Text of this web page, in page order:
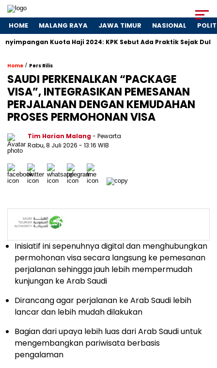
HOME MALANG RAYA JAWA TIMUR NASIONAL
Kuota Haji 2024: KPK Sebut Ada Praktik Sejak Dulu
Home / Pers Rilis
SAUDI PERKENALKAN “PACKAGE
VISA”, INTEGRASIKAN PEMESANAN
PERJALANAN DENGAN KEMUDAHAN
PROSES PERMOHONAN VISA
Tim Harian Malang- Pewarta
Rabu, 8 Juli 2026 - 13:16 WIB
Inisiatif ini sepenuhnya digital dan menghubungkan
permohonan visa secara langsung ke pemesanan
perjalanan sehingga jauh lebih mempermudah
kunjungan ke Arab Saudi
Dirancang agar perjalanan ke Arab Saudi lebih
lancar dan lebih mudah dilakukan
Bagian dari upaya lebih luas dari Arab Saudi untuk
mengembangkan pariwisata berbasis
pengalaman